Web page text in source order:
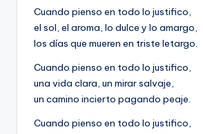
Cuando pienso en todo lo justifico,
el sol, el aroma, lo dulce y lo amargo,
los días que mueren en triste letargo.
Cuando pienso en todo lo justifico,
una vida clara, un mirar salvaje,
un camino incierto pagando peaje.
Cuando pienso en todo lo justifico,